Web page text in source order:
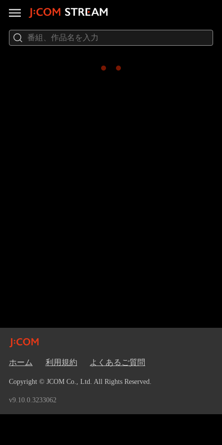
ホーム 利用規約 よくあるご質問
Copyright © JCOM Co., Ltd. All Rights Reserved.
v9.10.0.3233062